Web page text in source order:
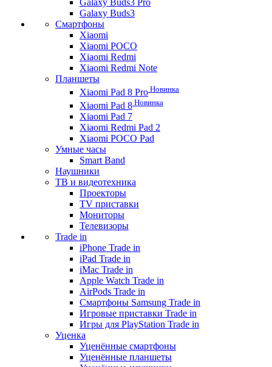
Galaxy Buds3
Смартфоны
Xiaomi
Xiaomi POCO
Xiaomi Redmi
Xiaomi Redmi Note
Планшеты
Xiaomi Pad 8 Pro Новинка
Xiaomi Pad 8 Новинка
Xiaomi Pad 7
Xiaomi Redmi Pad 2
Xiaomi POCO Pad
Умные часы
Smart Band
Наушники
ТВ и видеотехника
Проекторы
TV приставки
Мониторы
Телевизоры
Trade in
iPhone Trade in
iPad Trade in
iMac Trade in
Apple Watch Trade in
AirPods Trade in
Смартфоны Samsung Trade in
Игровые приставки Trade in
Игры для PlayStation Trade in
Уценка
Уценённые смартфоны
Уценённые планшеты